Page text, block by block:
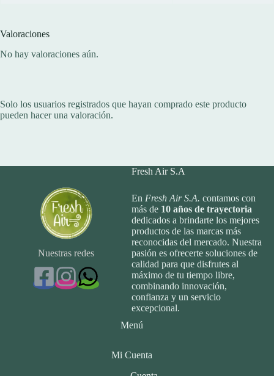
Valoraciones
No hay valoraciones aún.
Solo los usuarios registrados que hayan comprado este producto
pueden hacer una valoración.
Nuestras redes
Fresh Air S.A
En Fresh Air S.A. contamos con
más de 10 años de trayectoria
dedicados a brindarte los mejores
productos de las marcas más
reconocidas del mercado. Nuestra
pasión es ofrecerte soluciones de
calidad para que disfrutes al
máximo de tu tiempo libre,
combinando innovación,
confianza y un servicio
excepcional.
Menú
Mi Cuenta